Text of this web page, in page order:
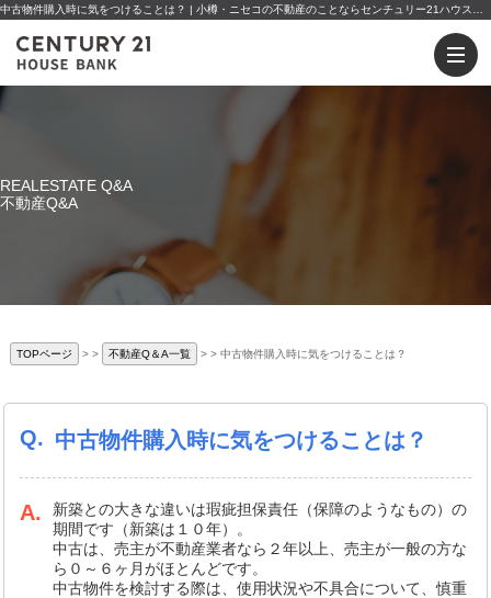
REALESTATE Q&A
不動産Q&A
TOPページ > 不動産Q＆A一覧 > 中古物件購入時に気をつけることは？
Q. 中古物件購入時に気をつけることは？
A.
新築との大きな違いは瑕疵担保責任（保障のようなもの）の
期間です（新築は１０年）。
中古は、売主が不動産業者なら２年以上、売主が一般の方な
ら０～６ヶ月がほとんどです。
中古物件を検討する際は、使用状況や不具合について、慎重